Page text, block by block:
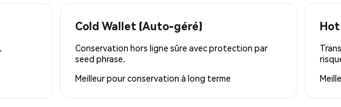
Cold Wallet (Auto-géré)
Conservation hors ligne sûre avec protection par
seed phrase.
Meilleur pourconservation à long terme